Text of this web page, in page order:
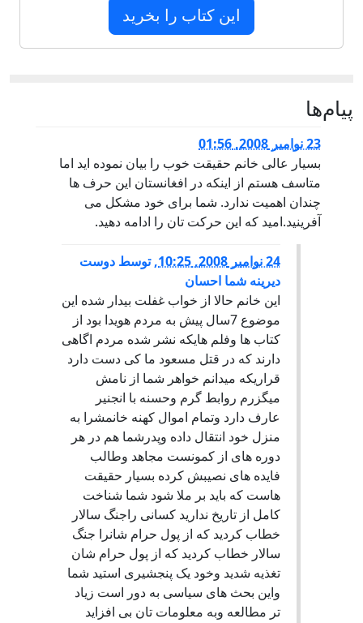
این کتاب را بخرید
پيام‌ها
23 نوامبر 2008, 01:56
بسیار عالی خانم حقیقت خوب را بیان نموده اید اما
متاسف هستم از اینکه در افغانستان این حرف ها
چندان اهمیت ندارد. شما برای خود مشکل می
آفرینید.امید که این حرکت تان را ادامه دهید.
24 نوامبر 2008, 10:25 ,توسط دوست
ديرينه شما احسان
اين خانم حالا از خواب غفلت بيدار شده اين
موضوع 7سال پيش به مردم هويدا بود از
کتاب ها وفلم هايکه نشر شده مردم اگاهی
دارند که در قتل مسعود ما کی دست دارد
قراریکه ميدانم خواهر شما از نامش
ميگزرم روابط گرم وحسنه با انجنير
عارف دارد وتمام اموال کهنه خانمشرا به
منزل خود انتقال داده وپدرشما هم در هر
دوره های از کمونست مجاهد وطالب
فايده های نصيبش کرده بسيار حقيقت
هاست که بايد بر ملا شود شما شناخت
کامل از تاريخ نداريد کسانی راجنگ سالار
خطاب کرديد که از پول حرام شانرا جنگ
سالار خطاب کرديد که از پول حرام شان
تغذيه شديد وخود يک پنجشيری استيد شما
واين بحث های سياسی به دور است زياد
تر مطالعه وبه معلومات تان بی افزايد